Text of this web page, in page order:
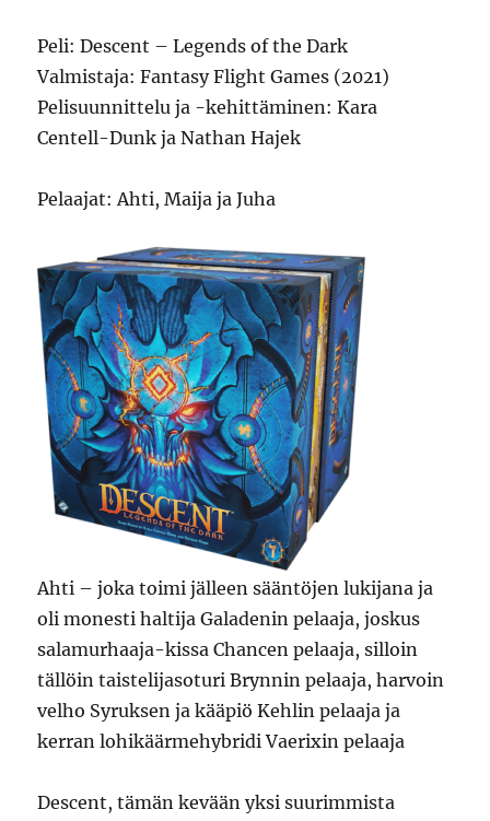
Peli: Descent – Legends of the Dark
Valmistaja: Fantasy Flight Games (2021)
Pelisuunnittelu ja -kehittäminen: Kara
Centell-Dunk ja Nathan Hajek
Pelaajat: Ahti, Maija ja Juha
Ahti – joka toimi jälleen sääntöjen lukijana ja
oli monesti haltija Galadenin pelaaja, joskus
salamurhaaja-kissa Chancen pelaaja, silloin
tällöin taistelijasoturi Brynnin pelaaja, harvoin
velho Syruksen ja kääpiö Kehlin pelaaja ja
kerran lohikäärmehybridi Vaerixin pelaaja
Descent, tämän kevään yksi suurimmista